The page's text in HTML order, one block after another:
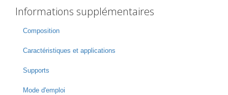
Informations supplémentaires
Composition
Caractéristiques et applications
Supports
Mode d'emploi